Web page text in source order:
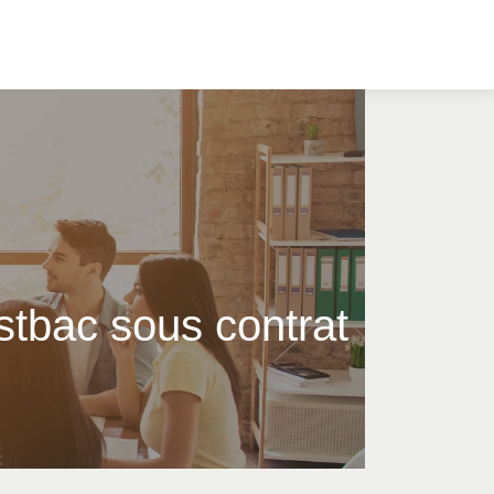
sous contrat